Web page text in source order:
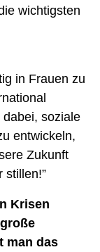
wichtigsten
in Frauen zu
soziale
entwickeln,
Zukunft
stillen!”
Krisen
man das